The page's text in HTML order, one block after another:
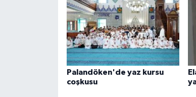
Palandöken'de yaz kursu
coşkusu